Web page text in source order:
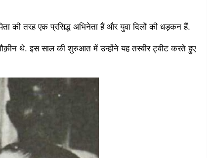
की तरह एक प्रसिद्ध अभिनेता हैं और युवा दिलों की धड़कन हैं.
थे. इस साल की शुरुआत में उन्होंने यह तस्वीर ट्वीट करते हुए